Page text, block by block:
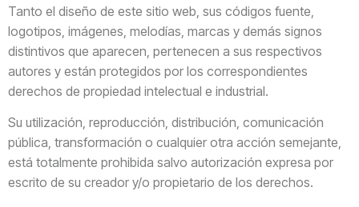
Tanto el diseño de este sitio web, sus códigos fuente,
logotipos, imágenes, melodías, marcas y demás signos
distintivos que aparecen, pertenecen a sus respectivos
autores y están protegidos por los correspondientes
derechos de propiedad intelectual e industrial.
Su utilización, reproducción, distribución, comunicación
pública, transformación o cualquier otra acción semejante,
está totalmente prohibida salvo autorización expresa por
escrito de su creador y/o propietario de los derechos.